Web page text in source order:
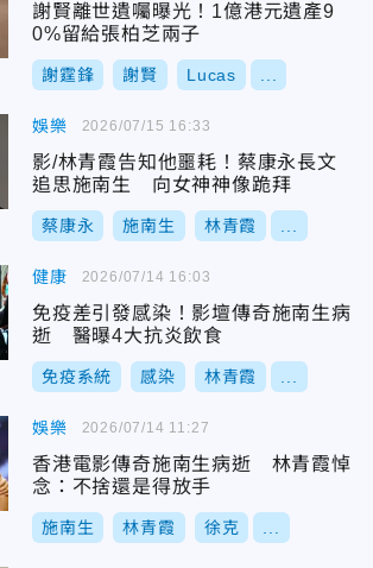
謝賢離世遺囑曝光！1億港元遺產9
0%留給張柏芝兩子
謝霆鋒 謝賢 Lucas
娛樂
影/林青霞告知他噩耗！蔡康永長文
追思施南生 向女神神像跪拜
蔡康永 施南生 林青霞
2026/07/15 16:33
健康
免疫差引發感染！影壇傳奇施南生病
逝 醫曝4大抗炎飲食
免疫系統 感染 林青霞
2026/07/14 16:03
娛樂
香港電影傳奇施南生病逝 林青霞悼
念：不捨還是得放手
施南生 林青霞 徐克
2026/07/14 11:27